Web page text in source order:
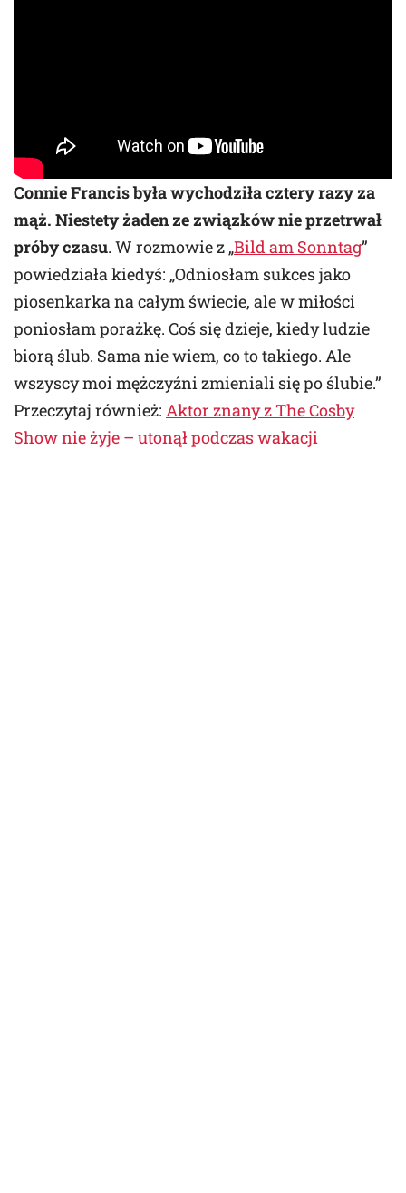
Connie Francis była wychodziła cztery razy za
mąż. Niestety żaden ze związków nie przetrwał
próby czasu. W rozmowie z „Bild am Sonntag”
powiedziała kiedyś: „Odniosłam sukces jako
piosenkarka na całym świecie, ale w miłości
poniosłam porażkę. Coś się dzieje, kiedy ludzie
biorą ślub. Sama nie wiem, co to takiego. Ale
wszyscy moi mężczyźni zmieniali się po ślubie.”
Przeczytaj również: Aktor znany z The Cosby
Show nie żyje – utonął podczas wakacji